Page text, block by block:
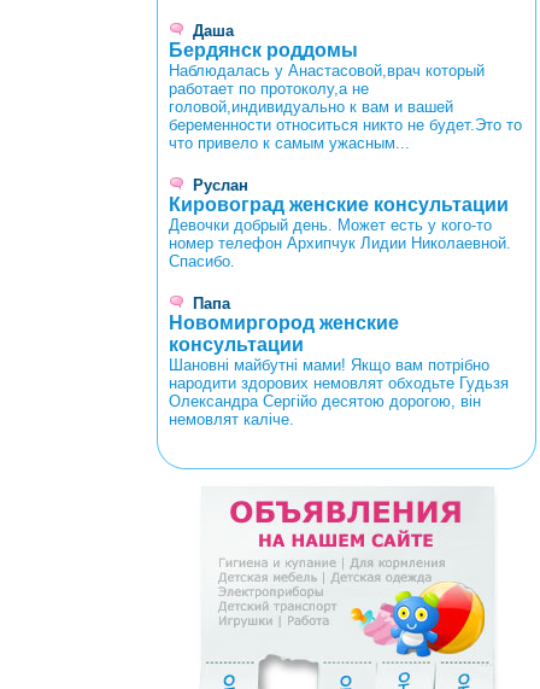
Даша
Бердянск роддомы
Наблюдалась у Анастасовой,врач который
работает по протоколу,а не
головой,индивидуально к вам и вашей
беременности относиться никто не будет.Это то
что привело к самым ужасным...
Руслан
Кировоград женские консультации
Девочки добрый день. Может есть у кого-то
номер телефон Архипчук Лидии Николаевной.
Спасибо.
Папа
Новомиргород женские
консультации
Шановні майбутні мами! Якщо вам потрібно
народити здорових немовлят обходьте Гудьзя
Олександра Сергійо десятою дорогою, він
немовлят каліче.